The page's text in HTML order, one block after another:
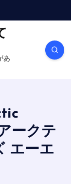
あ
ークテ
エーエ